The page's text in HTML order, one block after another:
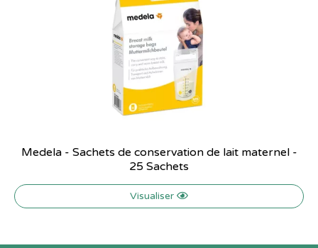
Medela - Sachets de conservation de lait maternel -
25 Sachets
Visualiser